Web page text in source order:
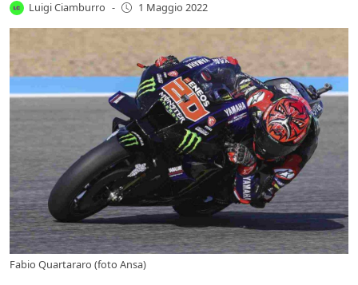
Luigi Ciamburro - 1 Maggio 2022
Fabio Quartararo (foto Ansa)